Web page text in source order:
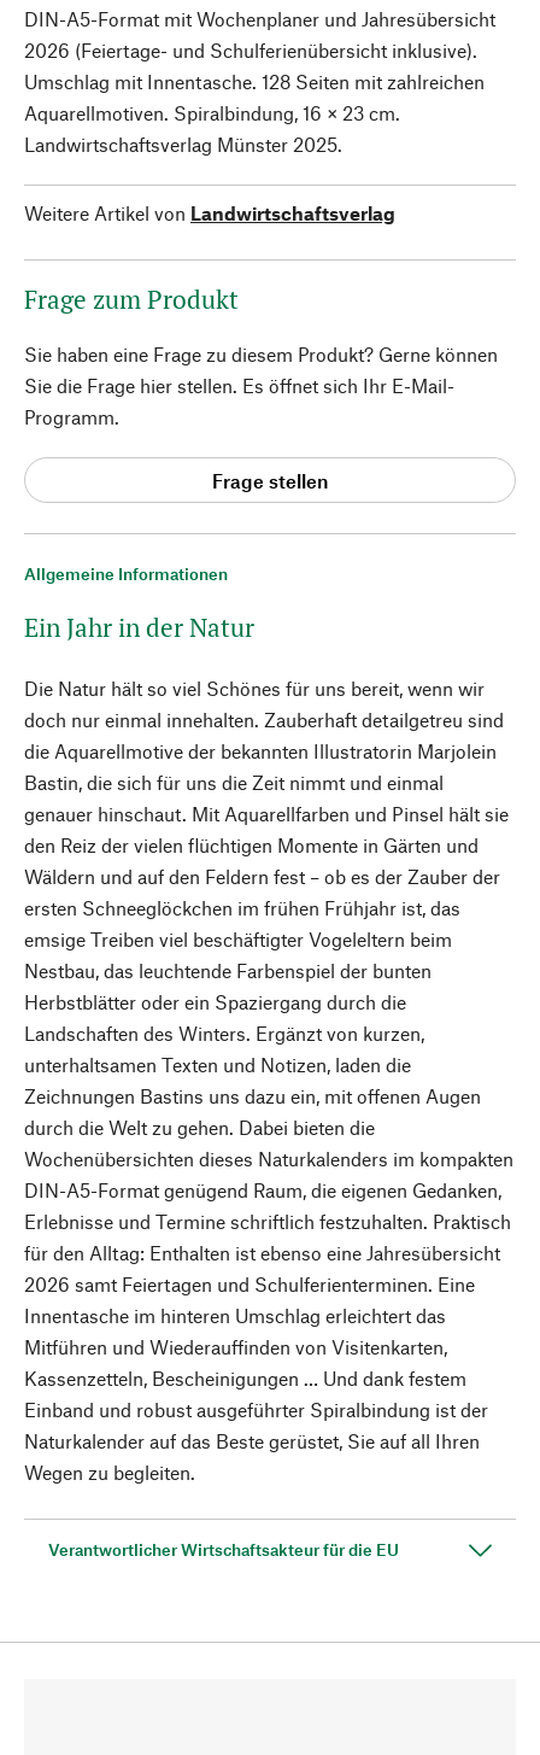
Allgemeine Informationen
Ein Jahr in der Natur
Die Natur hält so viel Schönes für uns bereit, wenn wir
doch nur einmal innehalten. Zauberhaft detailgetreu sind
die Aquarellmotive der bekannten Illustratorin Marjolein
Bastin, die sich für uns die Zeit nimmt und einmal
genauer hinschaut. Mit Aquarellfarben und Pinsel hält sie
den Reiz der vielen flüchtigen Momente in Gärten und
Wäldern und auf den Feldern fest – ob es der Zauber der
ersten Schneeglöckchen im frühen Frühjahr ist, das
emsige Treiben viel beschäftigter Vogeleltern beim
Nestbau, das leuchtende Farbenspiel der bunten
Herbstblätter oder ein Spaziergang durch die
Landschaften des Winters. Ergänzt von kurzen,
unterhaltsamen Texten und Notizen, laden die
Zeichnungen Bastins uns dazu ein, mit offenen Augen
durch die Welt zu gehen. Dabei bieten die
Wochenübersichten dieses Naturkalenders im kompakten
DIN-A5-Format genügend Raum, die eigenen Gedanken,
Erlebnisse und Termine schriftlich festzuhalten. Praktisch
für den Alltag: Enthalten ist ebenso eine Jahresübersicht
2026 samt Feiertagen und Schulferienterminen. Eine
Innentasche im hinteren Umschlag erleichtert das
Mitführen und Wiederauffinden von Visitenkarten,
Kassenzetteln, Bescheinigungen … Und dank festem
Einband und robust ausgeführter Spiralbindung ist der
Naturkalender auf das Beste gerüstet, Sie auf all Ihren
Wegen zu begleiten.
Verantwortlicher Wirtschaftsakteur für die EU
DIN-A5-Format mit Wochenplaner und Jahresübersicht
2026 (Feiertage- und Schulferienübersicht inklusive).
Umschlag mit Innentasche. 128 Seiten mit zahlreichen
Aquarellmotiven. Spiralbindung, 16 × 23 cm.
Landwirtschaftsverlag Münster 2025.
Weitere Artikel von Landwirtschaftsverlag
Frage zum Produkt
Sie haben eine Frage zu diesem Produkt? Gerne können
Sie die Frage hier stellen. Es öffnet sich Ihr E-Mail-
Programm.
Frage stellen